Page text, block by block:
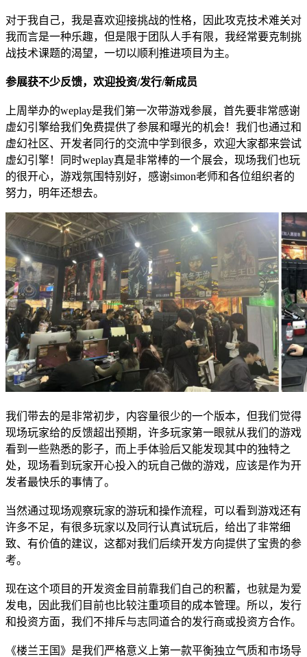
对于我自己，我是喜欢迎接挑战的性格，因此攻克技术难关对
我而言是一种乐趣，但是限于团队人手有限，我经常要克制挑
战技术课题的渴望，一切以顺利推进项目为主。
参展获不少反馈，欢迎投资/发行/新成员
上周举办的weplay是我们第一次带游戏参展，首先要非常感谢
虚幻引擎给我们免费提供了参展和曝光的机会！我们也通过和
虚幻社区、开发者同行的交流中学到很多，欢迎大家都来尝试
虚幻引擎！同时weplay真是非常棒的一个展会，现场我们也玩
的很开心，游戏氛围特别好，感谢simon老师和各位组织者的
努力，明年还想去。
我们带去的是非常初步，内容量很少的一个版本，但我们觉得
现场玩家给的反馈超出预期，许多玩家第一眼就从我们的游戏
看到一些熟悉的影子，而上手体验后又能发现其中的独特之
处，现场看到玩家开心投入的玩自己做的游戏，应该是作为开
发者最快乐的事情了。
当然通过现场观察玩家的游玩和操作流程，可以看到游戏还有
许多不足，有很多玩家以及同行认真试玩后，给出了非常细
致、有价值的建议，这都对我们后续开发方向提供了宝贵的参
考。
现在这个项目的开发资金目前靠我们自己的积蓄，也就是为爱
发电，因此我们目前也比较注重项目的成本管理。所以，发行
和投资方面，我们不排斥与志同道合的发行商或投资方合作。
《楼兰王国》是我们严格意义上第一款平衡独立气质和市场导